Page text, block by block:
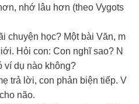
nhớ lâu hơn (theo Vygots
chuyện học? Một bài Văn, m
Hỏi con: Con nghĩ sao? N
ví dụ nào không?
trả lời, con phản biện tiếp. V
não.